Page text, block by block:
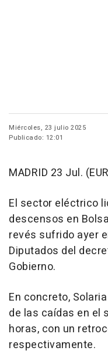
Miércoles, 23 julio 2025
Publicado: 12:01
MADRID 23 Jul.
El sector eléctrico
descensos en
revés sufrido ayer
Diputados del
Gobierno.
En concreto,
de las caídas en el
horas, con un
respectivamente.